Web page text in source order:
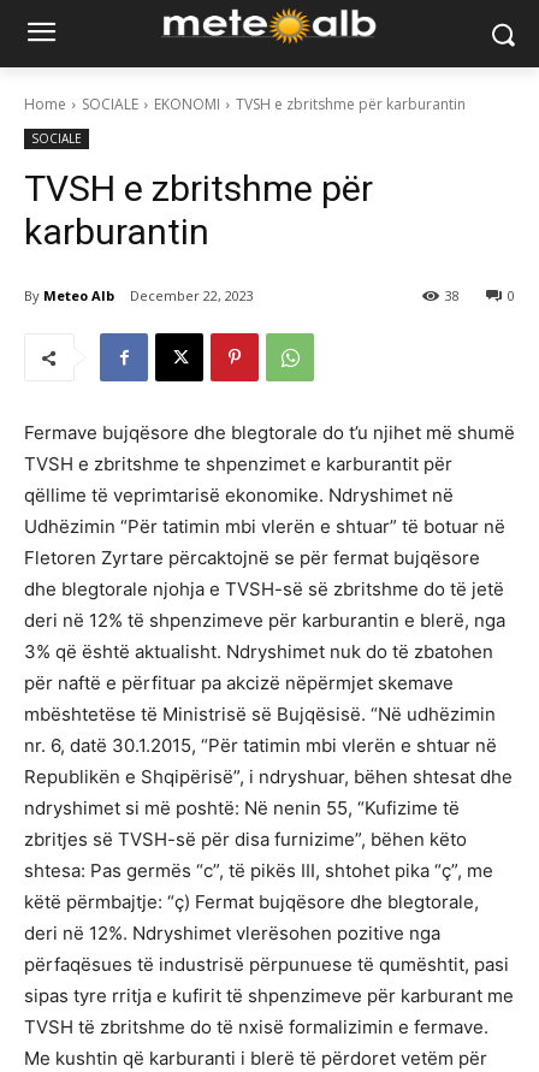
Home SOCIALE EKONOMI TVSH e zbritshme për karburantin
SOCIALE
TVSH e zbritshme për
karburantin
By Meteo Alb December 22, 2023 0
38
Fermave bujqësore dhe blegtorale do t’u njihet më shumë
TVSH e zbritshme te shpenzimet e karburantit për
qëllime të veprimtarisë ekonomike. Ndryshimet në
Udhëzimin “Për tatimin mbi vlerën e shtuar” të botuar në
Fletoren Zyrtare përcaktojnë se për fermat bujqësore
dhe blegtorale njohja e TVSH-së së zbritshme do të jetë
deri në 12% të shpenzimeve për karburantin e blerë, nga
3% që është aktualisht. Ndryshimet nuk do të zbatohen
për naftë e përfituar pa akcizë nëpërmjet skemave
mbështetëse të Ministrisë së Bujqësisë. “Në udhëzimin
nr. 6, datë 30.1.2015, “Për tatimin mbi vlerën e shtuar në
Republikën e Shqipërisë”, i ndryshuar, bëhen shtesat dhe
ndryshimet si më poshtë: Në nenin 55, “Kufizime të
zbritjes së TVSH-së për disa furnizime”, bëhen këto
shtesa: Pas germës “c”, të pikës III, shtohet pika “ç”, me
këtë përmbajtje: “ç) Fermat bujqësore dhe blegtorale,
deri në 12%. Ndryshimet vlerësohen pozitive nga
përfaqësues të industrisë përpunuese të qumështit, pasi
sipas tyre rritja e kufirit të shpenzimeve për karburant me
TVSH të zbritshme do të nxisë formalizimin e fermave.
Me kushtin që karburanti i blerë të përdoret vetëm për